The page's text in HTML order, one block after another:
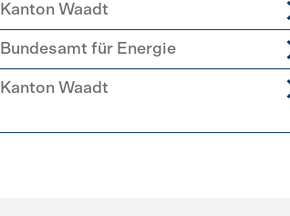
Kanton Waadt
Bundesamt für Energie
Kanton Waadt